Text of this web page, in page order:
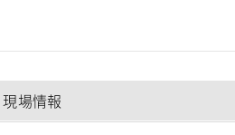
現場情報